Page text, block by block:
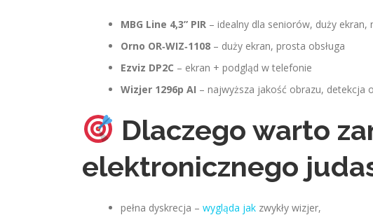
MBG Line 4,3” PIR – idealny dla seniorów, duży ekran,
Orno OR‑WIZ‑1108 – duży ekran, prosta obsługa
Ezviz DP2C – ekran + podgląd w telefonie
Wizjer 1296p AI – najwyższa jakość obrazu, detekcja
Dlaczego warto
elektronicznego
pełna dyskrecja – wygląda jak zwykły wizjer,